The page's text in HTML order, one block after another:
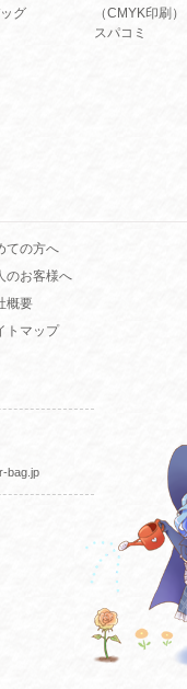
グ
（CMYK印刷）
スパコミ
ての方へ
のお客様へ
概要
トマップ
bag.jp